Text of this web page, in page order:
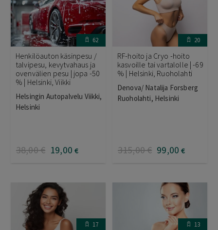
62
Henkilöauton käsinpesu /
talvipesu, kevytvahaus ja
ovenvälien pesu | jopa -50
% | Helsinki, Viikki
Helsingin Autopalvelu Viikki,
Helsinki
38,00€ 19,00 €
20
RF-hoito ja Cryo -hoito
kasvoille tai vartalolle | -69
% | Helsinki, Ruoholahti
Denova/ Natalija Forsberg
Ruoholahti, Helsinki
315,00€ 99,00 €
17 13